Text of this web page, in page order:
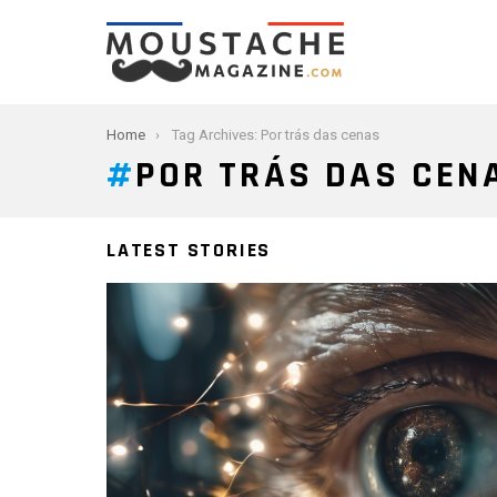
You are here:
Home Tag Archives: Por trás das cenas
POR TRÁS DAS
LATEST STORIES